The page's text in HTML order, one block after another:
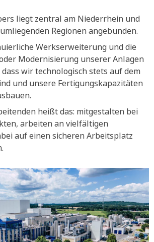
liegt zentral am Niederrhein und
Regionen angebunden.
Werkserweiterung und die
Modernisierung unserer Anlagen
wir technologisch stets auf dem
und unsere Fertigungskapazitäten
heißt das: mitgestalten bei
arbeiten an vielfältigen
auf einen sicheren Arbeitsplatz